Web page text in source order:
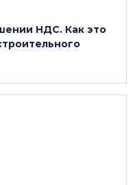
НДС. Как это